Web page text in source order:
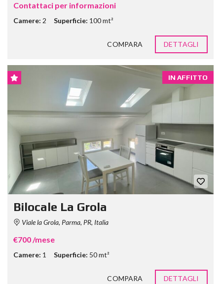
Contattaci per informazioni
Camere: 2 Superficie: 100 mt²
COMPARA DETTAGLI
IN AFFITTO
Bilocale La Grola
Viale la Grola, Parma, PR, Italia
€700 /mese
Camere: 1 Superficie: 50 mt²
COMPARA DETTAGLI